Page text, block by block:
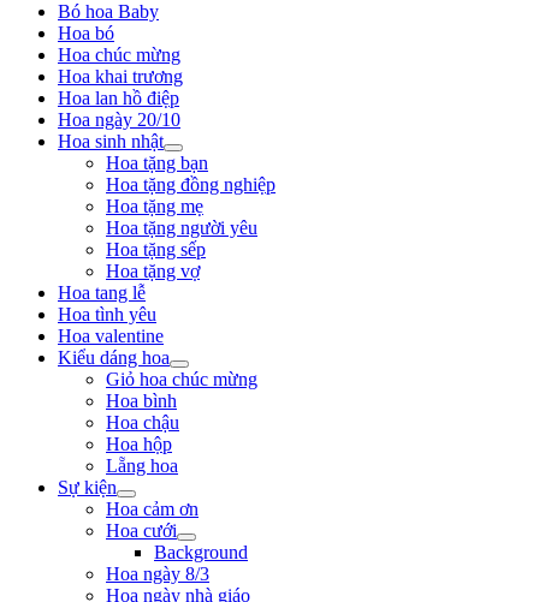
Bó hoa Baby
Hoa bó
Hoa chúc mừng
Hoa khai trương
Hoa lan hồ điệp
Hoa ngày 20/10
Hoa sinh nhật
Hoa tặng bạn
Hoa tặng đồng nghiệp
Hoa tặng mẹ
Hoa tặng người yêu
Hoa tặng sếp
Hoa tặng vợ
Hoa tang lễ
Hoa tình yêu
Hoa valentine
Kiểu dáng hoa
Giỏ hoa chúc mừng
Hoa bình
Hoa chậu
Hoa hộp
Lẵng hoa
Sự kiện
Hoa cảm ơn
Hoa cưới
Background
Hoa ngày 8/3
Hoa ngày nhà giáo